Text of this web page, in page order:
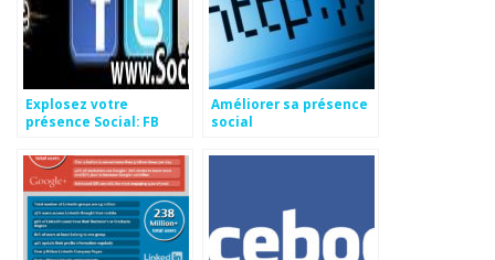
Explosez votre
présence Social: FB
YT vues…. Gratuit
Améliorer sa présence
social